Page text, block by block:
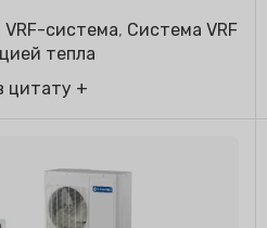
система, Система VRF
тепла
цитату +